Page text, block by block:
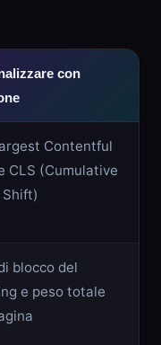
con
Contentful
CLS (Cumulative
blocco del
e peso totale